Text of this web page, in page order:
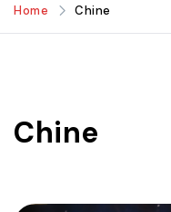
Home Chine
Chine